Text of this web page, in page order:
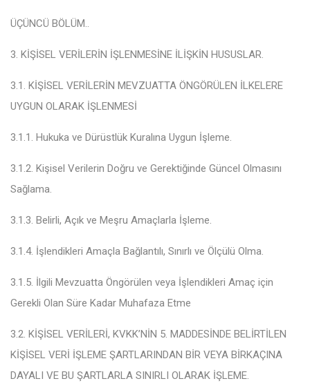
ÜÇÜNCÜ BÖLÜM..
3. KİŞİSEL VERİLERİN İŞLENMESİNE İLİŞKİN HUSUSLAR.
3.1. KİŞİSEL VERİLERİN MEVZUATTA ÖNGÖRÜLEN İLKELERE
UYGUN OLARAK İŞLENMESİ
3.1.1. Hukuka ve Dürüstlük Kuralına Uygun İşleme.
3.1.2. Kişisel Verilerin Doğru ve Gerektiğinde Güncel Olmasını
Sağlama.
3.1.3. Belirli, Açık ve Meşru Amaçlarla İşleme.
3.1.4. İşlendikleri Amaçla Bağlantılı, Sınırlı ve Ölçülü Olma.
3.1.5. İlgili Mevzuatta Öngörülen veya İşlendikleri Amaç için
Gerekli Olan Süre Kadar Muhafaza Etme
3.2. KİŞİSEL VERİLERİ, KVKK’NİN 5. MADDESİNDE BELİRTİLEN
KİŞİSEL VERİ İŞLEME ŞARTLARINDAN BİR VEYA BİRKAÇINA
DAYALI VE BU ŞARTLARLA SINIRLI OLARAK İŞLEME.